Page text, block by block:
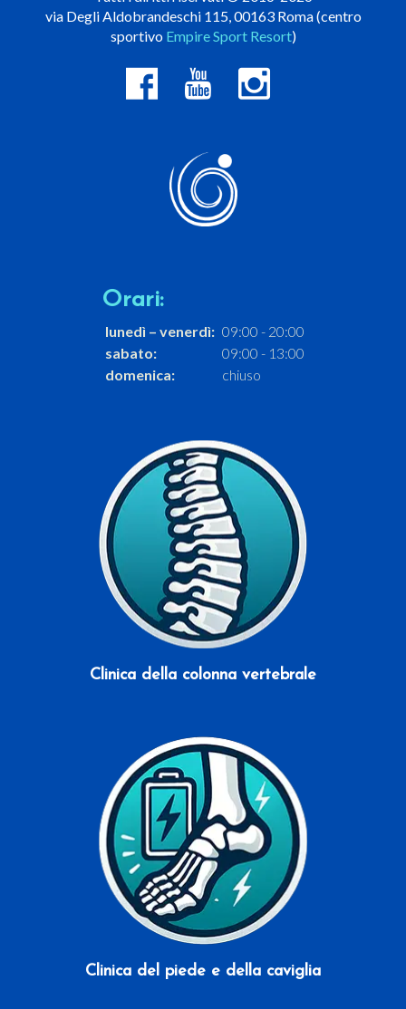
via Degli Aldobrandeschi 115, 00163 Roma (centro
sportivo Empire Sport Resort)
Orari:
lunedì – venerdì: 09:00 - 20:00
sabato:
09:00 - 13:00
domenica:
chiuso
Clinica della colonna vertebrale
Scopri di più
Clinica del piede e della caviglia
Scopri di più